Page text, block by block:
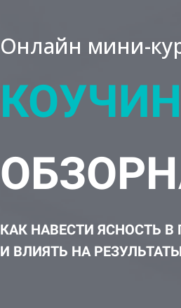
Онлайн мини-
КАК НАВЕСТИ ЯСНОСТЬ
И ВЛИЯТЬ НА